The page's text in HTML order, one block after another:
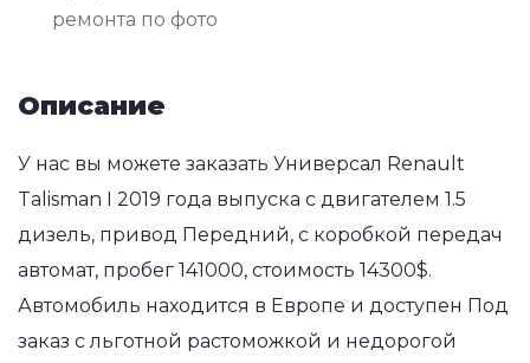
ремонта по фото
Описание
У нас вы можете заказать Универсал Renault
Talisman I 2019 года выпуска с двигателем 1.5
дизель, привод Передний, с коробкой передач
автомат, пробег 141000, стоимость 14300$.
Автомобиль находится в Европе и доступен Под
заказ с льготной растоможкой и недорогой